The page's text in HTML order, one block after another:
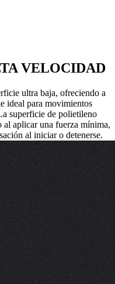
VELOCIDAD
ultra baja, ofreciendo a
ideal para movimientos
superficie de polietileno
al aplicar una fuerza mínima,
al iniciar o detenerse.